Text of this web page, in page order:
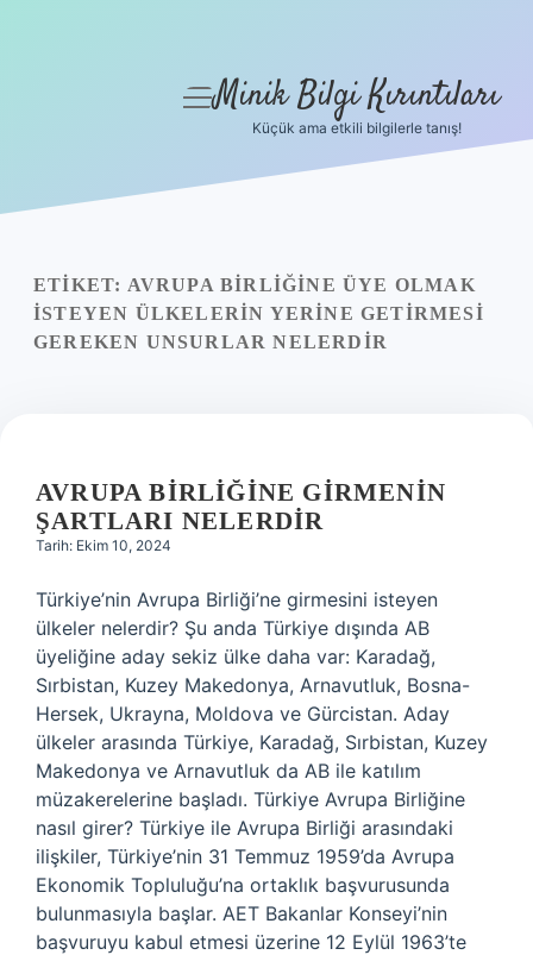
Yasal Uyarı
Hakkımızda
menüyü
Minik Bilgi Kırıntıları
Küçük ama etkili bilgilerle tanış!
ETIKET: AVRUPA BIRLIĞINE ÜYE OLMAK
ISTEYEN ÜLKELERIN YERINE GETIRMESI
GEREKEN UNSURLAR NELERDIR
AVRUPA BIRLIĞINE GIRMENIN
ŞARTLARI NELERDIR
Tarih: Ekim 10, 2024
Türkiye’nin Avrupa Birliği’ne girmesini isteyen
ülkeler nelerdir? Şu anda Türkiye dışında AB
üyeliğine aday sekiz ülke daha var: Karadağ,
Sırbistan, Kuzey Makedonya, Arnavutluk, Bosna-
Hersek, Ukrayna, Moldova ve Gürcistan. Aday
ülkeler arasında Türkiye, Karadağ, Sırbistan, Kuzey
Makedonya ve Arnavutluk da AB ile katılım
müzakerelerine başladı. Türkiye Avrupa Birliğine
nasıl girer? Türkiye ile Avrupa Birliği arasındaki
ilişkiler, Türkiye’nin 31 Temmuz 1959’da Avrupa
Ekonomik Topluluğu’na ortaklık başvurusunda
bulunmasıyla başlar. AET Bakanlar Konseyi’nin
başvuruyu kabul etmesi üzerine 12 Eylül 1963’te